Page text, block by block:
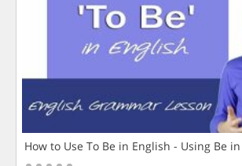
How to Use To Be in English - Using Be